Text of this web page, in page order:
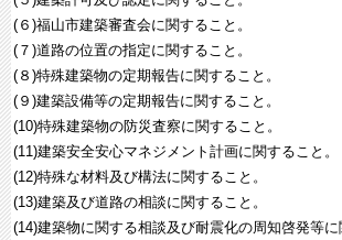
(６)福山市建築審査会に関すること。
(７)道路の位置の指定に関すること。
(８)特殊建築物の定期報告に関すること。
(９)建築設備等の定期報告に関すること。
(10)特殊建築物の防災査察に関すること。
(11)建築安全安心マネジメント計画に関すること。
(12)特殊な材料及び構法に関すること。
(13)建築及び道路の相談に関すること。
(14)建築物に関する相談及び耐震化の周知啓発等に